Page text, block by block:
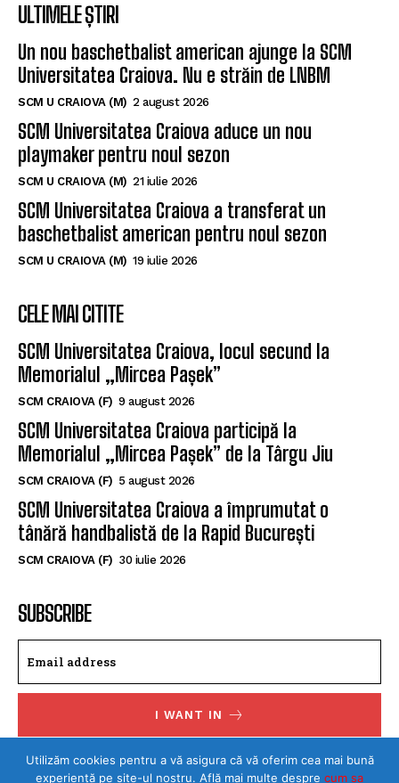
ULTIMELE ȘTIRI
Un nou baschetbalist american ajunge la SCM
Universitatea Craiova. Nu e străin de LNBM
SCM U CRAIOVA (M) 2 august 2026
SCM Universitatea Craiova aduce un nou
playmaker pentru noul sezon
SCM U CRAIOVA (M) 21 iulie 2026
SCM Universitatea Craiova a transferat un
baschetbalist american pentru noul sezon
SCM U CRAIOVA (M) 19 iulie 2026
CELE MAI CITITE
SCM Universitatea Craiova, locul secund la
Memorialul „Mircea Pașek”
SCM CRAIOVA (F) 9 august 2026
SCM Universitatea Craiova participă la
Memorialul „Mircea Pașek” de la Târgu Jiu
SCM CRAIOVA (F) 5 august 2026
SCM Universitatea Craiova a împrumutat o
tânără handbalistă de la Rapid București
SCM CRAIOVA (F) 30 iulie 2026
SUBSCRIBE
I WANT IN
I've read and accept thePrivacy Policy.
Utilizăm cookies pentru a vă asigura că vă oferim cea mai bună
experiență pe site-ul nostru. Află mai multe despre cum sa